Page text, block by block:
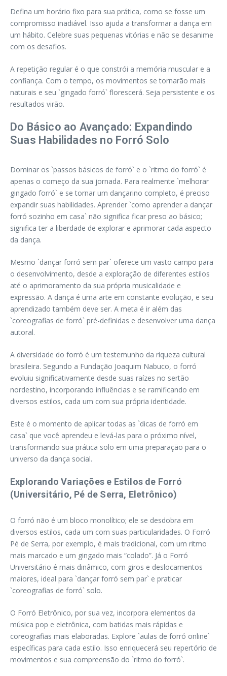
Defina um horário fixo para sua prática, como se fosse um
compromisso inadiável. Isso ajuda a transformar a dança em
um hábito. Celebre suas pequenas vitórias e não se desanime
com os desafios.
A repetição regular é o que constrói a memória muscular e a
confiança. Com o tempo, os movimentos se tornarão mais
naturais e seu `gingado forró` florescerá. Seja persistente e os
resultados virão.
Do Básico ao Avançado: Expandindo
Suas Habilidades no Forró Solo
Dominar os `passos básicos de forró` e o `ritmo do forró` é
apenas o começo da sua jornada. Para realmente `melhorar
gingado forró` e se tornar um dançarino completo, é preciso
expandir suas habilidades. Aprender `como aprender a dançar
forró sozinho em casa` não significa ficar preso ao básico;
significa ter a liberdade de explorar e aprimorar cada aspecto
da dança.
Mesmo `dançar forró sem par` oferece um vasto campo para
o desenvolvimento, desde a exploração de diferentes estilos
até o aprimoramento da sua própria musicalidade e
expressão. A dança é uma arte em constante evolução, e seu
aprendizado também deve ser. A meta é ir além das
`coreografias de forró` pré-definidas e desenvolver uma dança
autoral.
A diversidade do forró é um testemunho da riqueza cultural
brasileira. Segundo a Fundação Joaquim Nabuco, o forró
evoluiu significativamente desde suas raízes no sertão
nordestino, incorporando influências e se ramificando em
diversos estilos, cada um com sua própria identidade.
Este é o momento de aplicar todas as `dicas de forró em
casa` que você aprendeu e levá-las para o próximo nível,
transformando sua prática solo em uma preparação para o
universo da dança social.
Explorando Variações e Estilos de Forró
(Universitário, Pé de Serra, Eletrônico)
O forró não é um bloco monolítico; ele se desdobra em
diversos estilos, cada um com suas particularidades. O Forró
Pé de Serra, por exemplo, é mais tradicional, com um ritmo
mais marcado e um gingado mais “colado”. Já o Forró
Universitário é mais dinâmico, com giros e deslocamentos
maiores, ideal para `dançar forró sem par` e praticar
`coreografias de forró` solo.
O Forró Eletrônico, por sua vez, incorpora elementos da
música pop e eletrônica, com batidas mais rápidas e
coreografias mais elaboradas. Explore `aulas de forró online`
específicas para cada estilo. Isso enriquecerá seu repertório de
movimentos e sua compreensão do `ritmo do forró`.